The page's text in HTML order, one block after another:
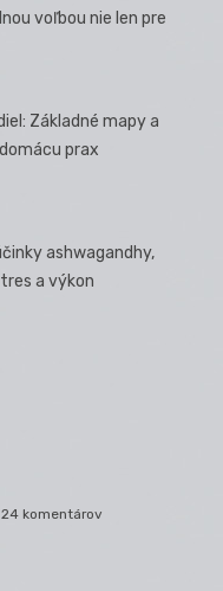
voľbou nie len pre
Základné mapy a
prax
ashwagandhy,
a výkon
24 komentárov